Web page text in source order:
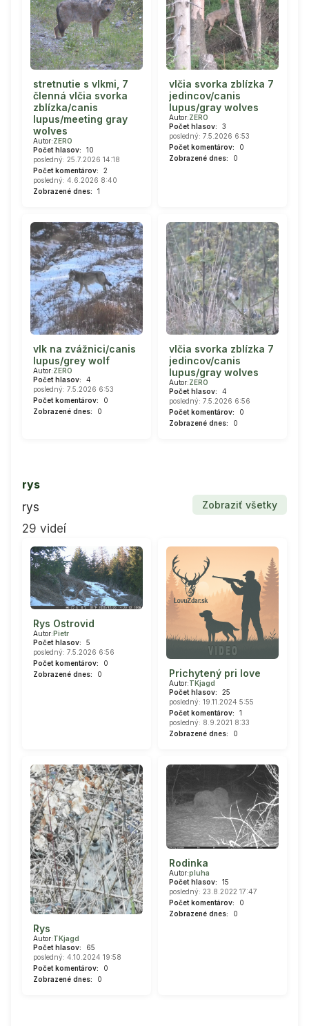
stretnutie s vlkmi, 7
členná vlčia svorka
zblízka/canis
lupus/meeting gray
wolves
Autor:ZERO
Počet hlasov:
10
posledný: 25.7.2026 14:18
Počet komentárov:
2
posledný: 4.6.2026 8:40
Zobrazené dnes:
1
vlčia svorka zblízka 7
jedincov/canis
lupus/gray wolves
Autor:ZERO
Počet hlasov:
3
posledný: 7.5.2026 6:53
Počet komentárov:
0
Zobrazené dnes:
0
vlk na zvážnici/canis
lupus/grey wolf
Autor:ZERO
Počet hlasov:
4
posledný: 7.5.2026 6:53
Počet komentárov:
0
Zobrazené dnes:
0
vlčia svorka zblízka 7
jedincov/canis
lupus/gray wolves
Autor:ZERO
Počet hlasov:
4
posledný: 7.5.2026 6:56
Počet komentárov:
0
Zobrazené dnes:
0
rys
rys
29 videí
Zobraziť všetky
Rys Ostrovid
Autor: Pietr
Počet hlasov:
5
posledný: 7.5.2026 6:56
Počet komentárov:
0
Zobrazené dnes:
0 Prichytený pri love
Autor:TKjagd
Počet hlasov:
25
posledný: 19.11.2024 5:55
Počet komentárov:
1
posledný: 8.9.2021 8:33
Zobrazené dnes:
0
Rys
Autor:TKjagd
Počet hlasov:
65
posledný: 4.10.2024 19:58
Počet komentárov:
0
Zobrazené dnes:
0
Rodinka
Autor:pluha
Počet hlasov:
15
posledný: 23.8.2022 17:47
Počet komentárov:
0
Zobrazené dnes:
0